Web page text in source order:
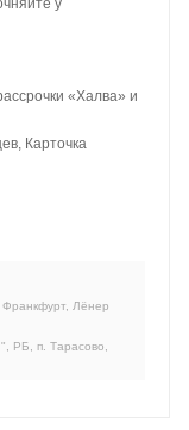
у
«Халва» и
Карточка
Лёнер
РБ, п. Тарасово,